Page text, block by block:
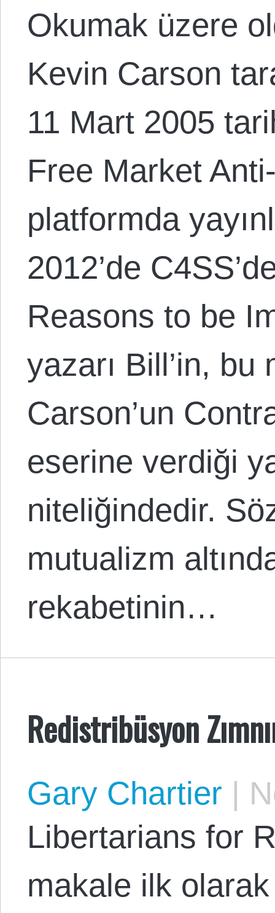
Okumak üzere
Kevin Carson
11 Mart 2005
Free Market
platformda
2012’de
Reasons to be
yazarı Bill’in, bu
Carson’un
eserine verdiği
niteliğindedir.
mutualizm
rekabetinin…
Redistribüsyon
Gary Chartier |
Libertarians for
makale ilk